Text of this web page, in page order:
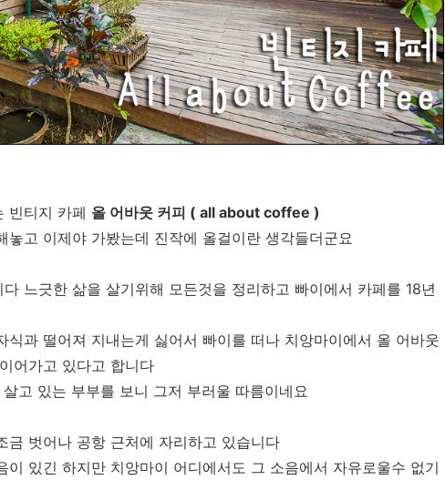
빈티지 카페 올 어바웃 커피 ( all about coffee )
놓고 이제야 가봤는데 진작에 올걸이란 생각들더군요
느긋한 삶을 살기위해 모든것을 정리하고 빠이에서 카페를 18년
식과 떨어져 지내는게 싫어서 빠이를 떠나 치앙마이에서 올 어바웃
어가고 있다고 합니다
고 있는 부부를 보니 그저 부러울 따름이네요
금 벗어나 공항 근처에 자리하고 있습니다
이 있긴 하지만 치앙마이 어디에서도 그 소음에서 자유로울수 없기